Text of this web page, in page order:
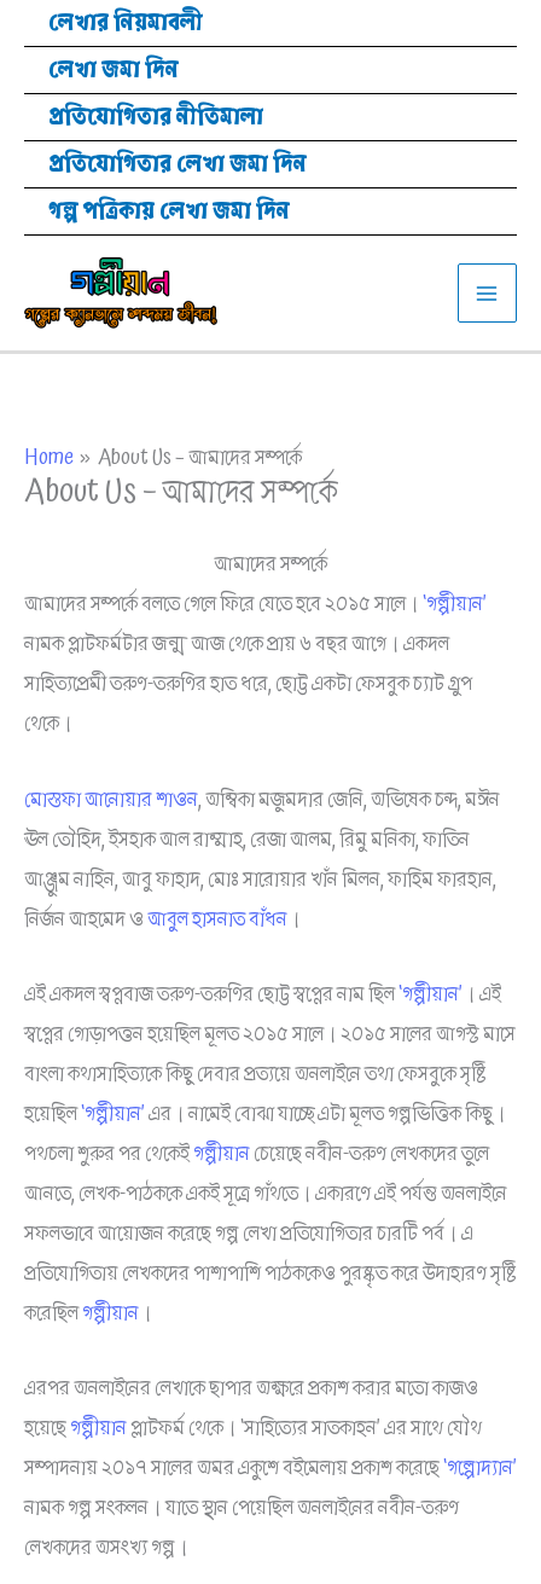
content
লেখার নিয়মাবলী
লেখা জমা দিন
প্রতিযোগিতার নীতিমালা
প্রতিযোগিতার লেখা জমা দিন
গল্প পত্রিকায় লেখা জমা দিন
Home About Us – আমাদের সম্পর্কে
About Us – আমাদের সম্পর্কে
আমাদের সম্পর্কে
আমাদের সম্পর্কে বলতে গেলে ফিরে যেতে হবে ২০১৫ সালে।‘গল্পীয়ান’
নামক প্লাটফর্মটার জন্ম আজ থেকে প্রায় ৬ বছর আগে। একদল
সাহিত্যপ্রেমী তরুণ-তরুণির হাত ধরে, ছোট্ট একটা ফেসবুক চ্যাট গ্রুপ
থেকে।
মোস্তফা আনোয়ার শাওন, অম্বিকা মজুমদার জেনি, অভিষেক চন্দ, মঈন
ঊল তৌহিদ, ইসহাক আল রাম্মাহ, রেজা আলম, রিমু মনিকা, ফাতিন
আঞ্জুম নাহিন, আবু ফাহাদ, মোঃ সারোয়ার খাঁন মিলন, ফাহিম ফারহান,
নির্জন আহমেদ ওআবুল হাসনাত বাঁধন ।
এই একদল স্বপ্নবাজ তরুণ-তরুণির ছোট্ট স্বপ্নের নাম ছিল‘গল্পীয়ান’ । এই
স্বপ্নের গোড়াপত্তন হয়েছিল মূলত ২০১৫ সালে। ২০১৫ সালের আগস্ট মাসে
বাংলা কথাসাহিত্যকে কিছু দেবার প্রত্যয়ে অনলাইনে তথা ফেসবুকে সৃষ্টি
হয়েছিল‘গল্পীয়ান’এর। নামেই বোঝা যাচ্ছে এটা মূলত গল্পভিত্তিক কিছু।
পথচলা শুরুর পর থেকেইগল্পীয়ানচেয়েছে নবীন-তরুণ লেখকদের তুলে
আনতে, লেখক-পাঠককে একই সূত্রে গাঁথতে। একারণে এই পর্যন্ত অনলাইনে
সফলভাবে আয়োজন করেছে গল্প লেখা প্রতিযোগিতার চারটি পর্ব। এ
প্রতিযোগিতায় লেখকদের পাশাপাশি পাঠককেও পুরষ্কৃত করে উদাহারণ সৃষ্টি
করেছিলগল্পীয়ান ।
এরপর অনলাইনের লেখাকে ছাপার অক্ষরে প্রকাশ করার মতো কাজও
হয়েছেগল্পীয়ানপ্লাটফর্ম থেকে। ‘সাহিত্যের সাতকাহন’ এর সাথে যৌথ
সম্পাদনায় ২০১৭ সালের অমর একুশে বইমেলায় প্রকাশ করেছে‘গল্পোদ্যান’
নামক গল্প সংকলন। যাতে স্থান পেয়েছিল অনলাইনের নবীন-তরুণ
লেখকদের অসংখ্য গল্প।